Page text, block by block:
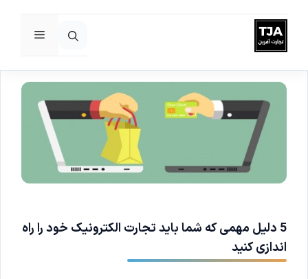
پرش
به
محتوا
فهرست
5 دلیل مهمی که شما باید تجارت الکترونیک خود را راه
اندازی کنید